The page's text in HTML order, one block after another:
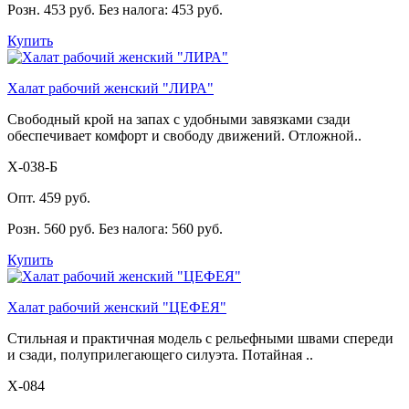
Розн. 453 руб. Без налога: 453 руб.
Купить
Халат рабочий женский "ЛИРА"
Свободный крой на запах с удобными завязками сзади
обеспечивает комфорт и свободу движений. Отложной..
Х-038-Б
Опт. 459 руб.
Розн. 560 руб. Без налога: 560 руб.
Купить
Халат рабочий женский "ЦЕФЕЯ"
Стильная и практичная модель с рельефными швами спереди
и сзади, полуприлегающего силуэта. Потайная ..
Х-084